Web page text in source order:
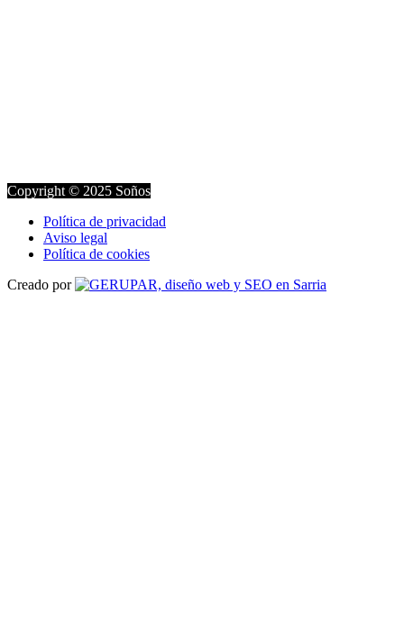
Copyright © 2025 Soños
Política de privacidad
Aviso legal
Política de cookies
Creado por